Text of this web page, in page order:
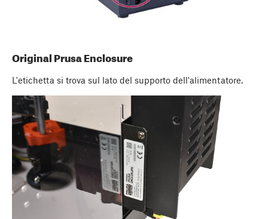
Original Prusa Enclosure
L'etichetta si trova sul lato del supporto dell'alimentatore.